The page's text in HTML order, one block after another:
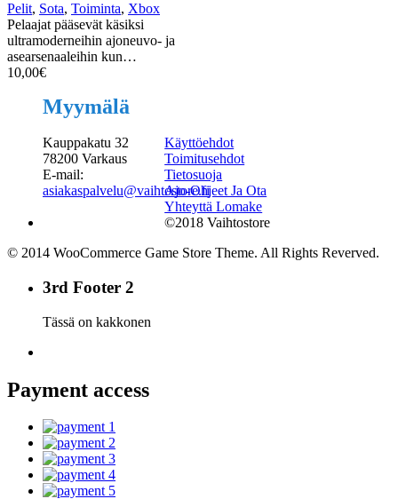
Pelit, Sota, Toiminta, Xbox
Pelaajat pääsevät käsiksi
ultramoderneihin ajoneuvo- ja
asearsenaaleihin kun…
10,00€
Myymälä
Kauppakatu 32
78200 Varkaus
E-mail:
asiakaspalvelu@vaihtostore.fi
Käyttöehdot
Toimitusehdot
Tietosuoja
Ajo-Ohjeet Ja Ota
Yhteyttä Lomake
©2018 Vaihtostore
© 2014 WooCommerce Game Store Theme. All Rights Reverved.
3rd Footer 2
Tässä on kakkonen
Payment access